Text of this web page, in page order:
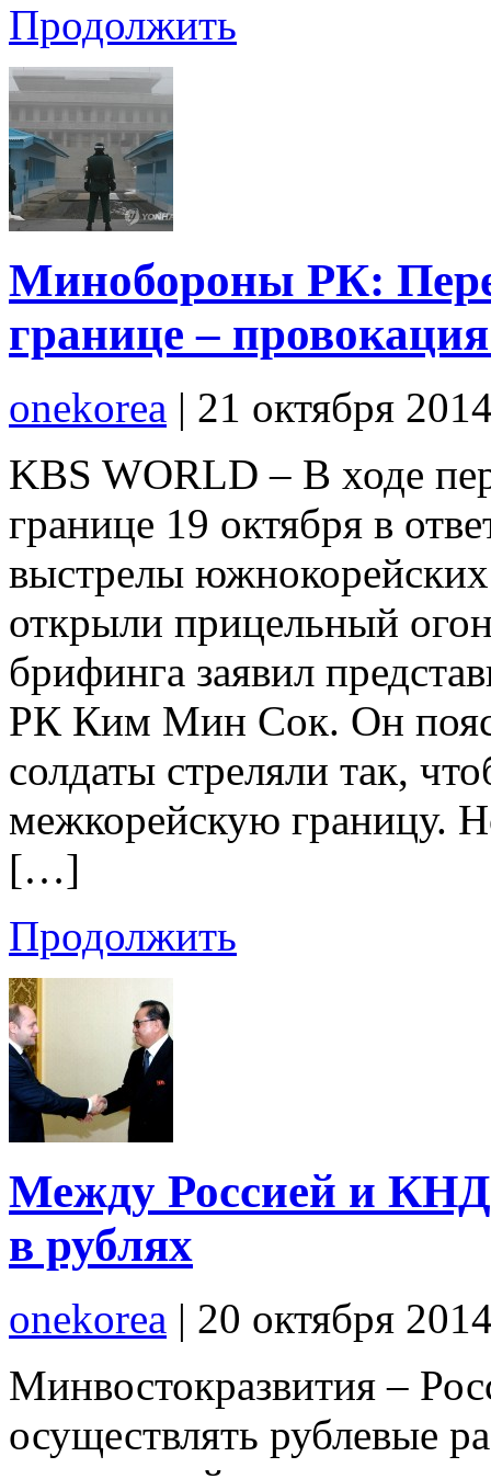
Продолжить
Минобороны РК:
границе –
onekorea | 21 октября
KBS WORLD – В ходе
границе 19 октября в
выстрелы
открыли прицельный
брифинга заявил
РК Ким Мин Сок. Он
солдаты стреляли так,
межкорейскую границу.
[…]
Продолжить
Между Россией и
в рублях
onekorea | 20 октября
Минвостокразвития –
осуществлять рублевые